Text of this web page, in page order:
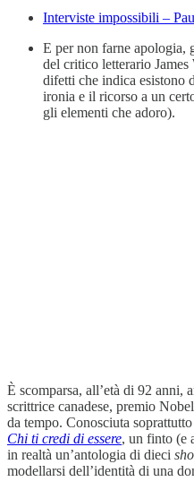
Interviste impossibili –
E per non farne apologia,
del critico letterario
difetti che indica esistono
ironia e il ricorso a un
gli elementi che adoro).
È scomparsa, all’età di 92 anni,
scrittrice canadese, premio
da tempo. Conosciuta
Chi ti credi di essere, un finto (e
in realtà un’antologia di dieci
modellarsi dell’identità di una